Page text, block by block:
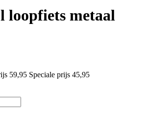
loopfiets metaal
59,95 Speciale prijs 45,95